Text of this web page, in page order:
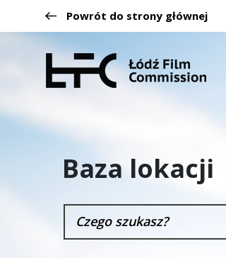
Powrót do strony głównej
Baza lokacji